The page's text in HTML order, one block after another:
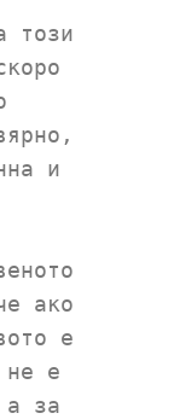
този
и
ако
е
не е
а за